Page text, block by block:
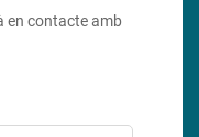
en contacte amb